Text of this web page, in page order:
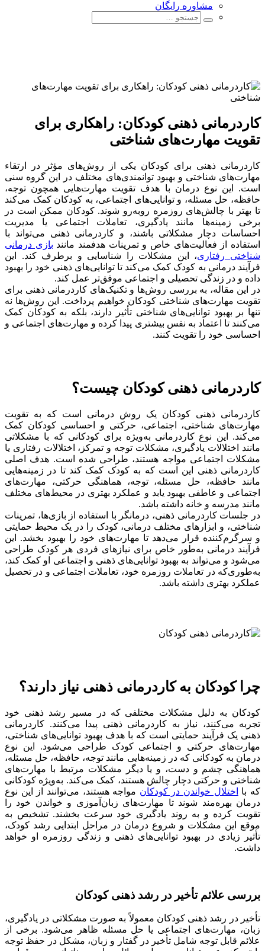
مشاوره رایگان
کاردرمانی ذهنی کودکان: راهکاری برای
تقویت مهارت‌های شناختی
کاردرمانی ذهنی برای کودکان یکی از روش‌های مؤثر در ارتقاء
مهارت‌های شناختی و بهبود توانمندی‌های مختلف در این گروه سنی
است. این نوع درمان با هدف تقویت مهارت‌هایی همچون توجه،
حافظه، حل مسئله، و توانایی‌های اجتماعی، به کودکان کمک می‌کند
تا بهتر با چالش‌های روزمره روبه‌رو شوند. کودکان ممکن است در
برخی زمینه‌ها مانند یادگیری، تعاملات اجتماعی یا مدیریت
احساسات دچار مشکلاتی باشند، و کاردرمانی ذهنی می‌تواند با
استفاده از فعالیت‌های خاص و تمرینات هدفمند مانند بازی درمانی
شناختی رفتاری، این مشکلات را شناسایی و برطرف کند. این
فرآیند درمانی به کودک کمک می‌کند تا توانایی‌های ذهنی خود را بهبود
داده و در زندگی تحصیلی و اجتماعی موفق‌تر عمل کند.
در این مقاله، به بررسی روش‌ها و تکنیک‌های کاردرمانی ذهنی برای
تقویت مهارت‌های شناختی کودکان خواهیم پرداخت. این روش‌ها نه
تنها بر بهبود توانایی‌های شناختی تأثیر دارند، بلکه به کودکان کمک
می‌کنند تا اعتماد به نفس بیشتری پیدا کرده و مهارت‌های اجتماعی و
احساسی خود را تقویت کنند.
کاردرمانی ذهنی کودکان چیست؟
کاردرمانی ذهنی کودکان یک روش درمانی است که به تقویت
مهارت‌های شناختی، اجتماعی، حرکتی و احساسی کودکان کمک
می‌کند. این نوع کاردرمانی به‌ویژه برای کودکانی که با مشکلاتی
مانند اختلالات یادگیری، مشکلات توجه و تمرکز، اختلالات رفتاری یا
مشکلات اجتماعی مواجه هستند، طراحی شده است. هدف اصلی
کاردرمانی ذهنی این است که به کودک کمک کند تا در زمینه‌هایی
مانند حافظه، حل مسئله، توجه، هماهنگی حرکتی، مهارت‌های
اجتماعی و عاطفی بهبود یابد و عملکرد بهتری در محیط‌های مختلف
مانند مدرسه و خانه داشته باشد.
در جلسات کاردرمانی ذهنی، درمانگر با استفاده از بازی‌ها، تمرینات
شناختی، و ابزارهای مختلف درمانی، کودک را در یک محیط حمایتی
و سرگرم‌کننده قرار می‌دهد تا مهارت‌های خود را بهبود بخشد. این
فرآیند درمانی به‌طور خاص برای نیازهای فردی هر کودک طراحی
می‌شود و می‌تواند به بهبود توانایی‌های ذهنی و اجتماعی او کمک کند،
به‌طوری‌که در تعاملات روزمره خود، تعاملات اجتماعی و در تحصیل
عملکرد بهتری داشته باشد.
چرا کودکان به کاردرمانی ذهنی نیاز دارند؟
کودکان به دلیل مشکلات مختلفی که در مسیر رشد ذهنی خود
تجربه می‌کنند، نیاز به کاردرمانی ذهنی پیدا می‌کنند. کاردرمانی
ذهنی یک فرآیند حمایتی است که با هدف بهبود توانایی‌های شناختی،
مهارت‌های حرکتی و اجتماعی کودک طراحی می‌شود. این نوع
درمان به کودکانی که در زمینه‌هایی مانند توجه، حافظه، حل مسئله،
هماهنگی چشم و دست، و یا دیگر مشکلات مرتبط با مهارت‌های
شناختی و حرکتی دچار چالش هستند، کمک می‌کند. به‌ویژه کودکانی
که با
اختلال خواندن در کودکان مواجه هستند، می‌توانند از این نوع
درمان بهره‌مند شوند تا مهارت‌های زبان‌آموزی و خواندن خود را
تقویت کرده و به روند یادگیری خود سرعت بخشند. تشخیص به
موقع این مشکلات و شروع درمان در مراحل ابتدایی رشد کودک،
تأثیر زیادی در بهبود توانایی‌های ذهنی و زندگی روزمره او خواهد
داشت.
بررسی علائم تأخیر در رشد ذهنی کودکان
تأخیر در رشد ذهنی کودکان معمولاً به صورت مشکلاتی در یادگیری،
زبان، مهارت‌های اجتماعی یا حل مسئله ظاهر می‌شود. برخی از
علائم قابل توجه شامل تأخیر در گفتار و زبان، مشکل در حفظ توجه